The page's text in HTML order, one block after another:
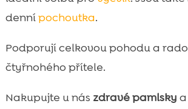
dennípochoutka.
Podporují celkovou pohodu a
čtyřnohého přítele.
Nakupujte u nás zdravé pamlsky